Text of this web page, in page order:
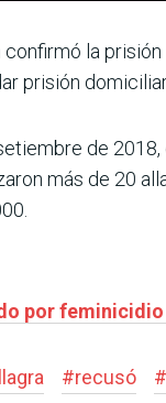
la
prisión
de
más de 20
por
#recusó #